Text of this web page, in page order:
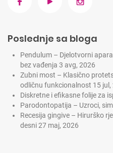
Poslednje sa bloga
Pendulum – Djelotvorni
bez vađenja 3 avg, 2026
Zubni most – Klasično
odličnu funkcionalnost 15 jul,
Diskretne i efikasne folije za
Parodontopatija – Uzroci,
Recesija gingive – Hirurško
desni27 maj, 2026